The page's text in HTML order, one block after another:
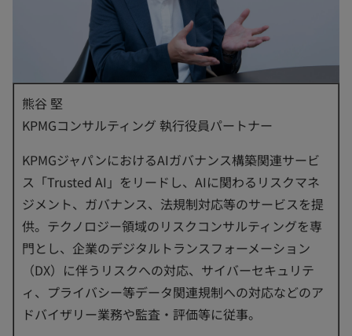
熊谷 堅
KPMGコンサルティング 執行役員パートナー
KPMGジャパンにおけるAIガバナンス構築関連サービ
ス「Trusted AI」をリードし、AIに関わるリスクマネ
ジメント、ガバナンス、法規制対応等のサービスを提
供。テクノロジー領域のリスクコンサルティングを専
門とし、企業のデジタルトランスフォーメーション
（DX）に伴うリスクへの対応、サイバーセキュリテ
ィ、プライバシー等データ関連規制への対応などのア
ドバイザリー業務や監査・評価等に従事。